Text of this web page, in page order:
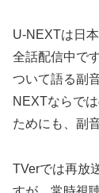
U-NEXTは日
全話配信中で
ついて語る副
NEXTならで
ためにも、副
TVerでは再放